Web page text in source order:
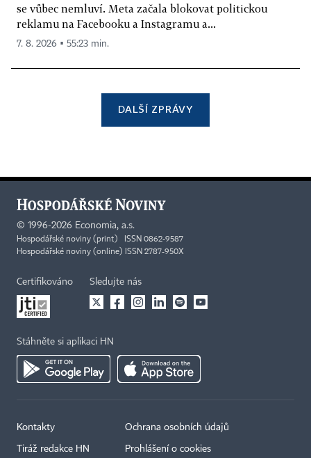
se vůbec nemluví. Meta začala blokovat politickou
reklamu na Facebooku a Instagramu a...
7. 8. 2026 ▪ 55:23 min.
DALŠÍ ZPRÁVY
© 1996-2026 Economia, a.s.
Hospodářské noviny (print) ISSN 0862-9587
Hospodářské noviny (online) ISSN 2787-950X
Certifikováno Sledujte nás
Stáhněte si aplikaci HN
Kontakty
Tiráž redakce HN
Ochrana osobních údajů
Prohlášení o cookies